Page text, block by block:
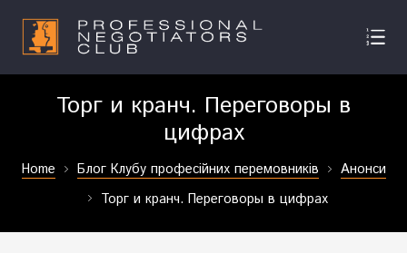
Торг и кранч. Переговоры в
цифрах
Home Блог Клубу професійних перемовників
Анонси
Торг и кранч. Переговоры в цифрах